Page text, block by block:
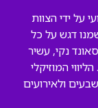
על ידי הצוות
דגש על כל
נקי, עשיר
המוזיקלי
ולאירועים